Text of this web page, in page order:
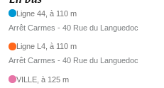
Ligne 44, à 110 m
Arrêt Carmes - 40 Rue du Languedoc
Ligne L4, à 110 m
Arrêt Carmes - 40 Rue du Languedoc
VILLE, à 125 m